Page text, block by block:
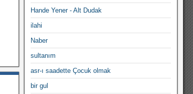
Hande Yener - Alt Dudak
ilahi
Naber
sultanım
asr-ı saadette Çocuk olmak
bir gul